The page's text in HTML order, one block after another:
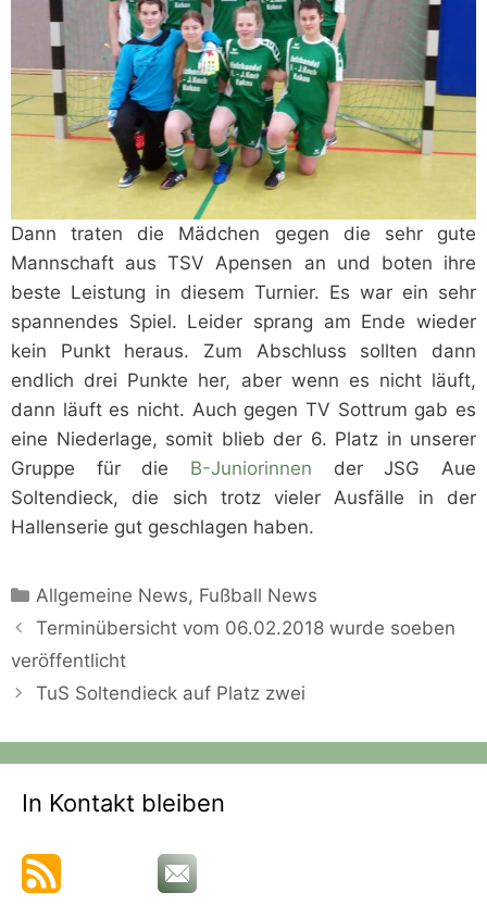
Dann traten die Mädchen gegen die sehr gute
Mannschaft aus TSV Apensen an und boten ihre
beste Leistung in diesem Turnier. Es war ein sehr
spannendes Spiel. Leider sprang am Ende wieder
kein Punkt heraus. Zum Abschluss sollten dann
endlich drei Punkte her, aber wenn es nicht läuft,
dann läuft es nicht. Auch gegen TV Sottrum gab es
eine Niederlage, somit blieb der 6. Platz in unserer
Gruppe für die B-Juniorinnen der JSG Aue
Soltendieck, die sich trotz vieler Ausfälle in der
Hallenserie gut geschlagen haben.
Kategorien
Allgemeine News, Fußball News
Terminübersicht vom 06.02.2018 wurde soeben
veröffentlicht
TuS Soltendieck auf Platz zwei
In Kontakt bleiben